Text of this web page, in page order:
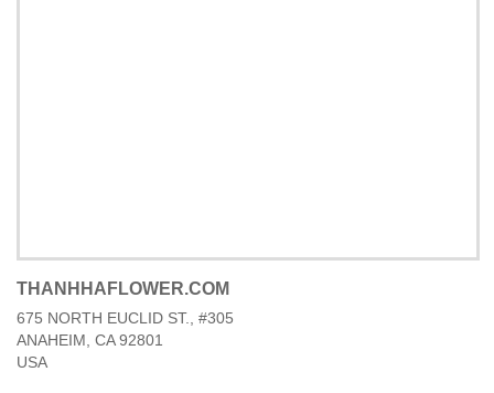
THANHHAFLOWER.COM
675 NORTH EUCLID ST., #305
ANAHEIM, CA 92801
USA